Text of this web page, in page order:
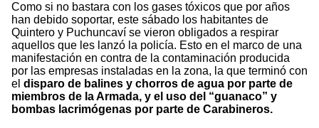
Como si no bastara con los gases tóxicos que por años
han debido soportar, este sábado los habitantes de
Quintero y Puchuncaví se vieron obligados a respirar
aquellos que les lanzó la policía. Esto en el marco de una
manifestación en contra de la contaminación producida
por las empresas instaladas en la zona, la que terminó con
el disparo de balines y chorros de agua por parte de
miembros de la Armada, y el uso del “guanaco” y
bombas lacrimógenas por parte de Carabineros.